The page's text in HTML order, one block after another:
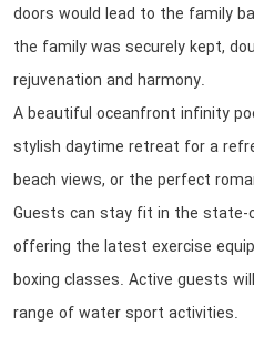
doors would lead to the family
the family was securely kept,
rejuvenation and harmony.
A beautiful oceanfront infinity
stylish daytime retreat for a
beach views, or the perfect
Guests can stay fit in the
offering the latest exercise
boxing classes. Active guests
range of water sport activities.